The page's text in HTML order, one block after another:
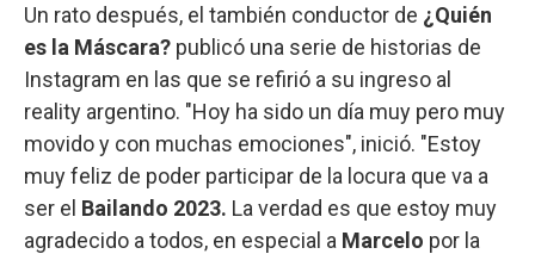
Un rato después, el también conductor de ¿Quién
es la Máscara? publicó una serie de historias de
Instagram en las que se refirió a su ingreso al
reality argentino. "Hoy ha sido un día muy pero muy
movido y con muchas emociones", inició. "Estoy
muy feliz de poder participar de la locura que va a
ser el Bailando 2023. La verdad es que estoy muy
agradecido a todos, en especial a Marcelo por la